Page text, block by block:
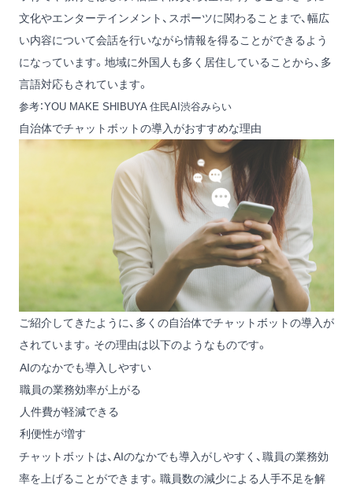
文化やエンターテインメント、スポーツに関わることまで、幅広
い内容について会話を行いながら情報を得ることができるよう
になっています。地域に外国人も多く居住していることから、多
言語対応もされています。
参考：YOU MAKE SHIBUYA 住民AI渋谷みらい
自治体でチャットボットの導入がおすすめな理由
ご紹介してきたように、多くの自治体でチャットボットの導入が
されています。その理由は以下のようなものです。
AIのなかでも導入しやすい
職員の業務効率が上がる
人件費が軽減できる
利便性が増す
チャットボットは、AIのなかでも導入がしやすく、職員の業務効
率を上げることができます。職員数の減少による人手不足を解